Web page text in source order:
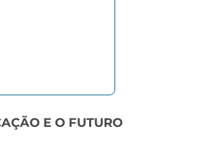
E O FUTURO